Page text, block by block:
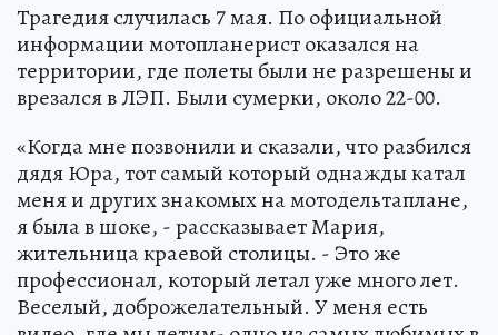
Трагедия случилась 7 мая. По официальной
информации мотопланерист оказался на
территории, где полеты были не разрешены и
врезался в ЛЭП. Были сумерки, около 22-00.
«Когда мне позвонили и сказали, что разбился
дядя Юра, тот самый который однажды катал
меня и других знакомых на мотодельтаплане,
я была в шоке, - рассказывает Мария,
жительница краевой столицы. - Это же
профессионал, который летал уже много лет.
Веселый, доброжелательный. У меня есть